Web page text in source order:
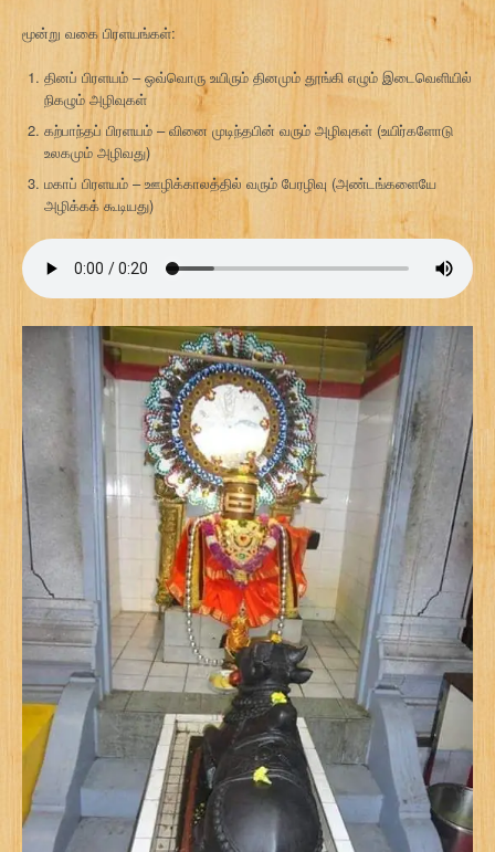
மூன்று வகை பிரளயங்கள்:
தினப் பிரளயம் – ஒவ்வொரு உயிரும் தினமும் தூங்கி எழும் இடைவெளியில்
நிகழும் அழிவுகள்
கற்பாந்தப் பிரளயம் – வினை முடிந்தபின் வரும் அழிவுகள் (உயிர்களோடு
உலகமும் அழிவது)
மகாப் பிரளயம் – ஊழிக்காலத்தில் வரும் பேரழிவு (அண்டங்களையே
அழிக்கக் கூடியது)